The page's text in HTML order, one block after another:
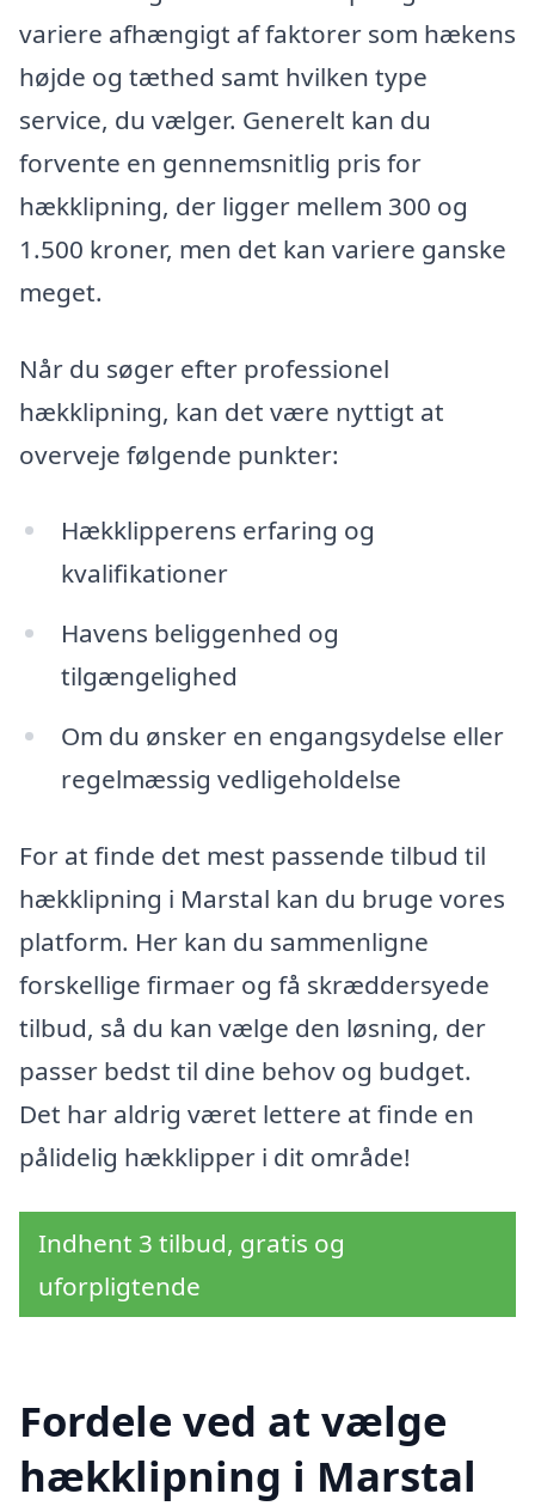
variere afhængigt af faktorer som hækens
højde og tæthed samt hvilken type
service, du vælger. Generelt kan du
forvente en gennemsnitlig pris for
hækklipning, der ligger mellem 300 og
1.500 kroner, men det kan variere ganske
meget.
Når du søger efter professionel
hækklipning, kan det være nyttigt at
overveje følgende punkter:
Hækklipperens erfaring og
kvalifikationer
Havens beliggenhed og
tilgængelighed
Om du ønsker en engangsydelse eller
regelmæssig vedligeholdelse
For at finde det mest passende tilbud til
hækklipning i Marstal kan du bruge vores
platform. Her kan du sammenligne
forskellige firmaer og få skræddersyede
tilbud, så du kan vælge den løsning, der
passer bedst til dine behov og budget.
Det har aldrig været lettere at finde en
pålidelig hækklipper i dit område!
Indhent 3 tilbud, gratis og
uforpligtende
Fordele ved at vælge
hækklipning i Marstal